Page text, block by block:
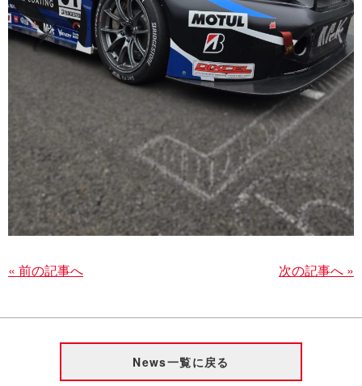
« 前の記事へ 次の記事へ »
News一覧に戻る